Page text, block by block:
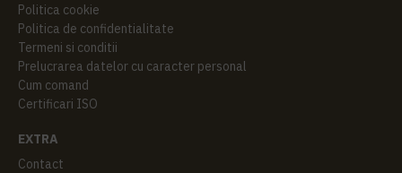
Politica cookie
Politica de confidentialitate
Termeni si conditii
Prelucrarea datelor cu caracter personal
Cum comand
Certificari ISO
EXTRA
Contact